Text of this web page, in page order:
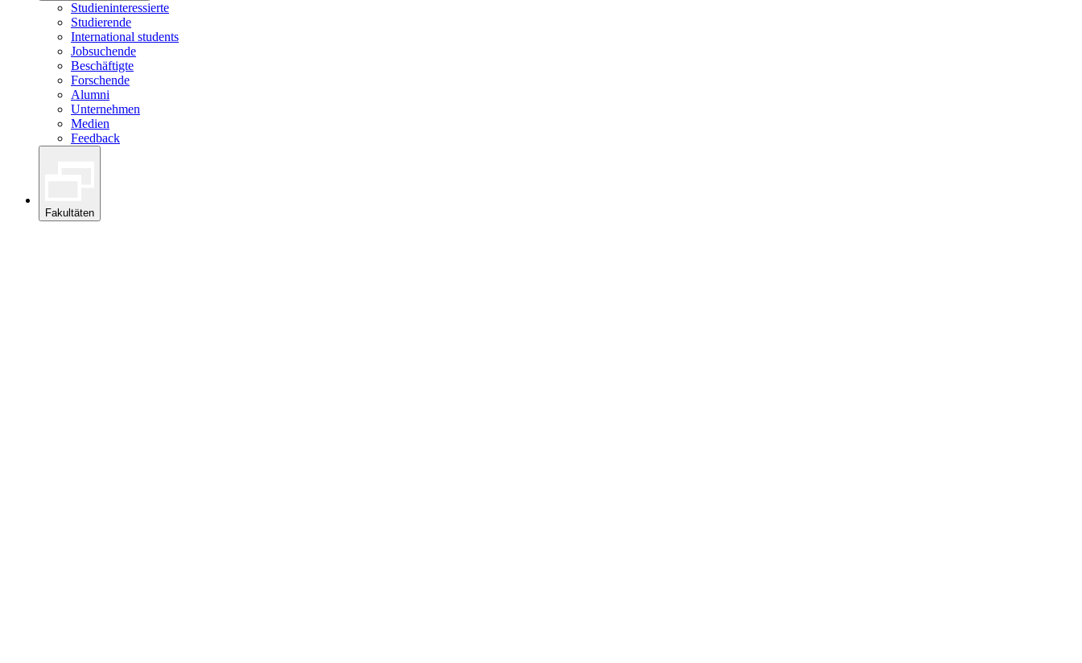
Studieninteressierte
Studierende
International students
Jobsuchende
Beschäftigte
Forschende
Alumni
Unternehmen
Medien
Feedback
Fakultäten